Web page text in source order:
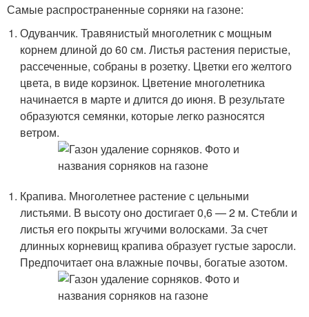
Самые распространенные сорняки на газоне:
Одуванчик. Травянистый многолетник с мощным
корнем длиной до 60 см. Листья растения перистые,
рассеченные, собраны в розетку. Цветки его желтого
цвета, в виде корзинок. Цветение многолетника
начинается в марте и длится до июня. В результате
образуются семянки, которые легко разносятся
ветром.
Крапива. Многолетнее растение с цельными
листьями. В высоту оно достигает 0,6 — 2 м. Стебли и
листья его покрыты жгучими волосками. За счет
длинных корневищ крапива образует густые заросли.
Предпочитает она влажные почвы, богатые азотом.